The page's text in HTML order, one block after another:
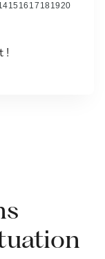
15 16 17 18 1920
!